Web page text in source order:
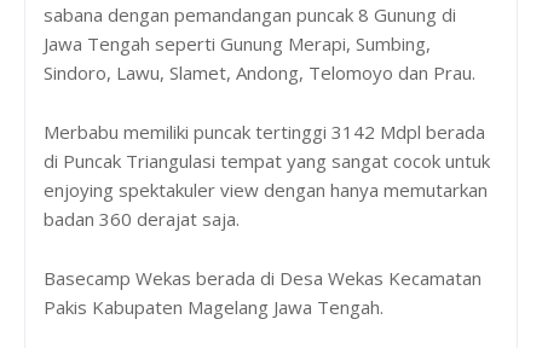
sabana dengan pemandangan puncak 8 Gunung di
Jawa Tengah seperti Gunung Merapi, Sumbing,
Sindoro, Lawu, Slamet, Andong, Telomoyo dan Prau.
Merbabu memiliki puncak tertinggi 3142 Mdpl berada
di Puncak Triangulasi tempat yang sangat cocok untuk
enjoying spektakuler view dengan hanya memutarkan
badan 360 derajat saja.
Basecamp Wekas berada di Desa Wekas Kecamatan
Pakis Kabupaten Magelang Jawa Tengah.